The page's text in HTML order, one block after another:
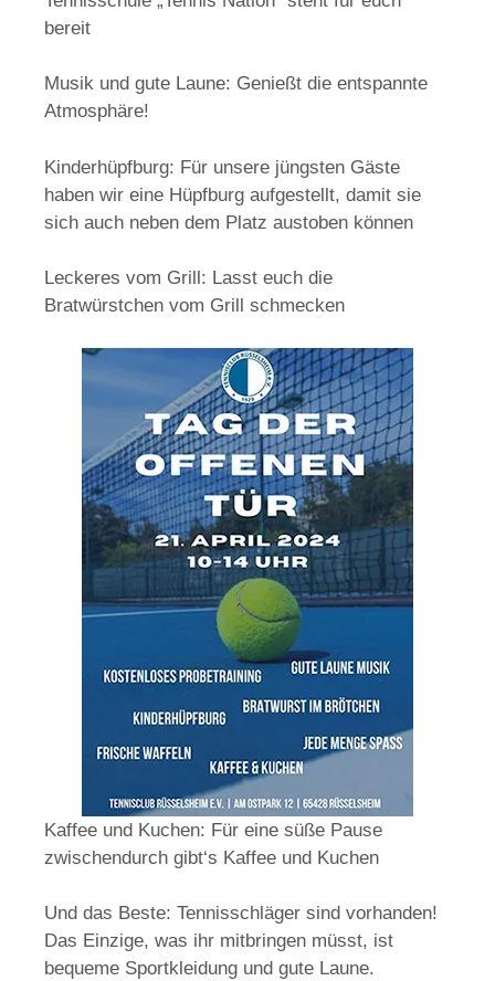
bereit
Musik und gute Laune: Genießt die entspannte
Atmosphäre!
Kinderhüpfburg: Für unsere jüngsten Gäste
haben wir eine Hüpfburg aufgestellt, damit sie
sich auch neben dem Platz austoben können
Leckeres vom Grill: Lasst euch die
Bratwürstchen vom Grill schmecken
Kaffee und Kuchen: Für eine süße Pause
zwischendurch gibt‘s Kaffee und Kuchen
Und das Beste: Tennisschläger sind vorhanden!
Das Einzige, was ihr mitbringen müsst, ist
bequeme Sportkleidung und gute Laune.